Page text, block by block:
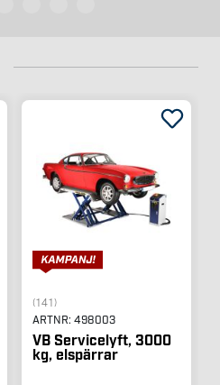
(141)
ARTNR: 498003
VB Servicelyft, 3000
kg, elspärrar